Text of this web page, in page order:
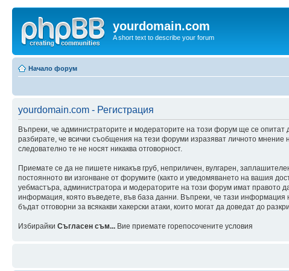
yourdomain.com
A short text to describe your forum
Начало форум
yourdomain.com - Регистрация
Въпреки, че администраторите и модераторите на този форум ще се
разбирате, че всички съобщения на тези форуми изразяват личното
следователно те не носят никаква отговорност.
Приемате се да не пишете никакъв груб, неприличен, вулгарен,
постоянното ви изгонване от форумите (както и уведомяването на вашия
уебмастъра, администратора и модераторите на този форум имат правото
информация, която въведете, във база данни. Въпреки, че тази
бъдат отговорни за всякакви хакерски атаки, които могат да доведат до
Избирайки Съгласен съм... Вие приемате горепосочените условия